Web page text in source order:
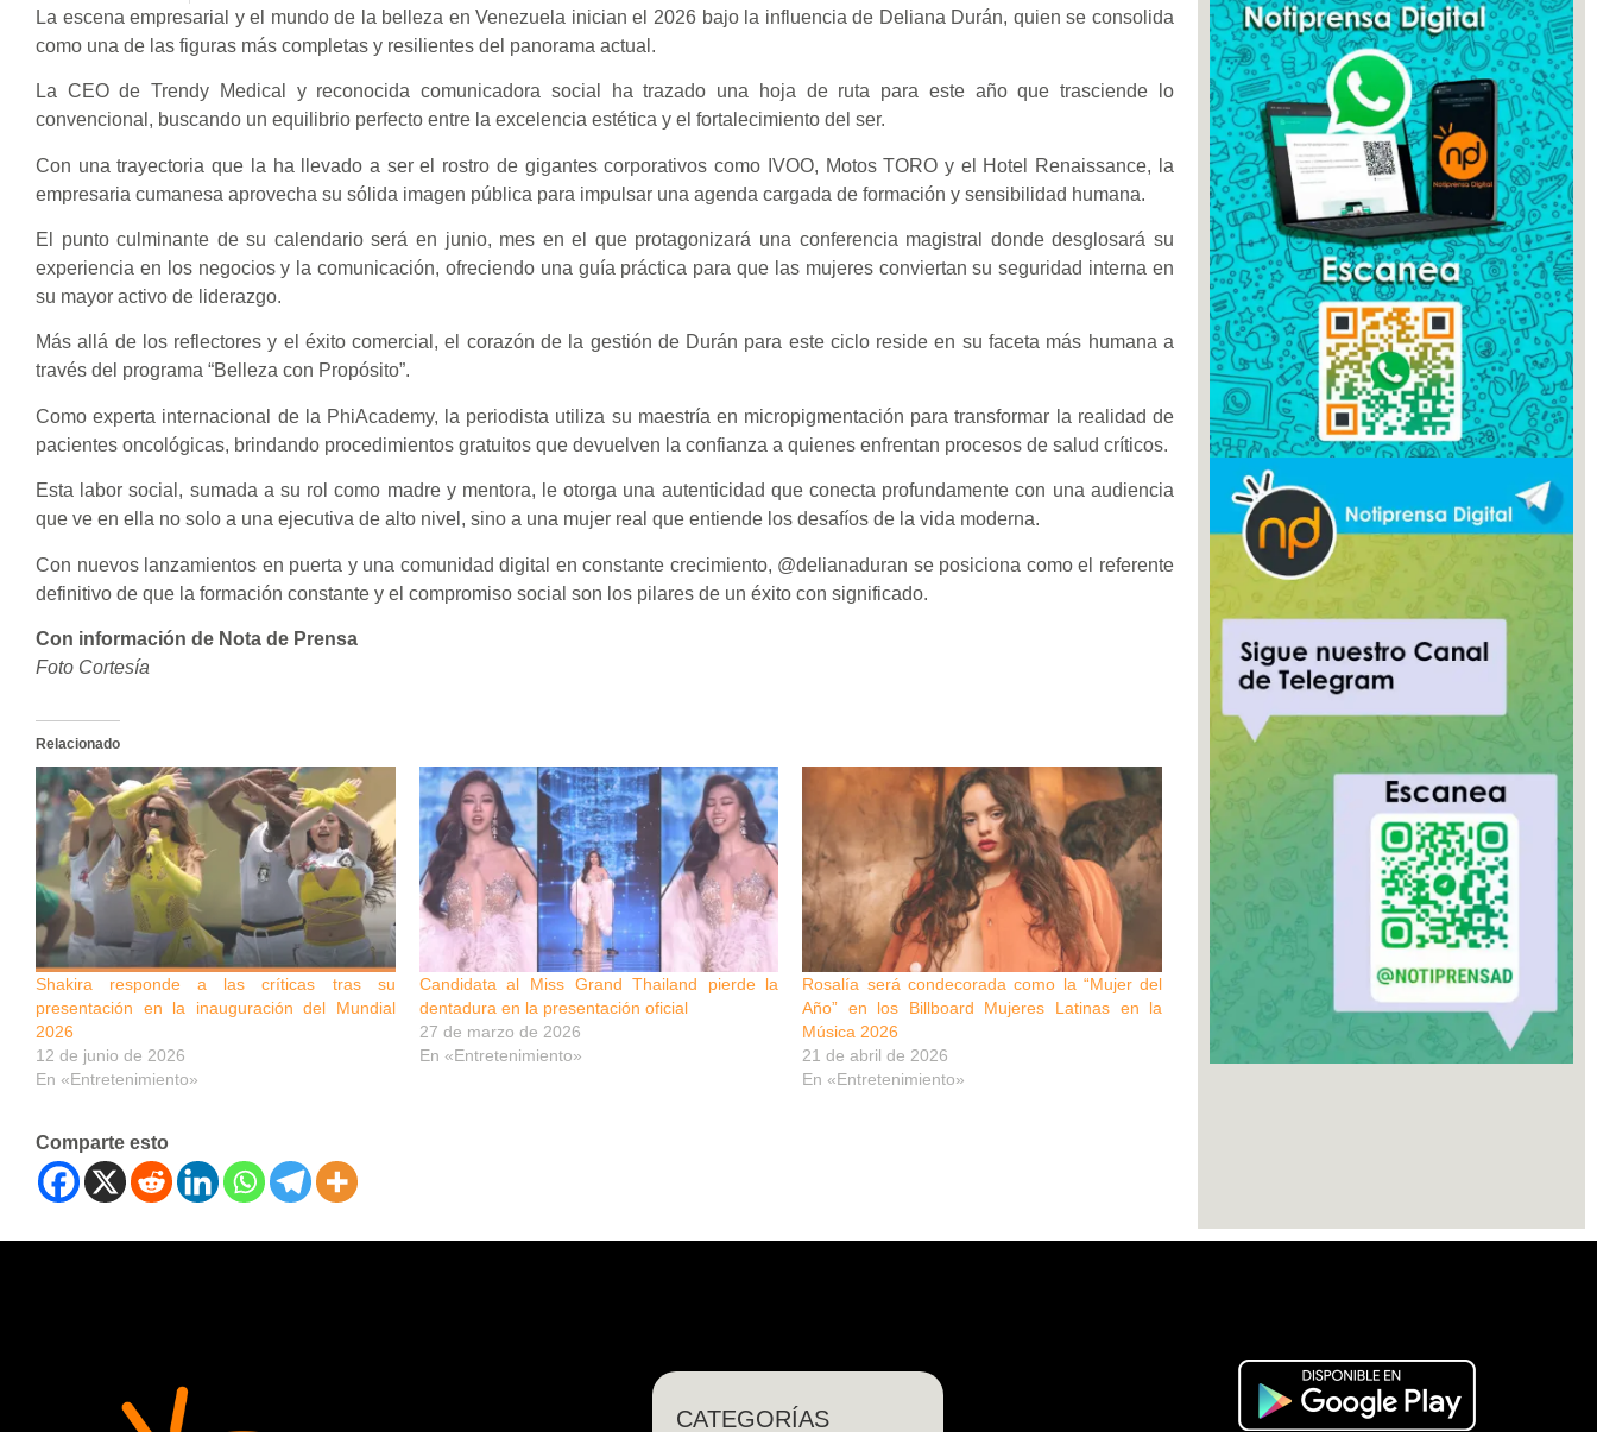
​La escena empresarial y el mundo de la belleza en Venezuela inician el 2026 bajo la influencia de Deliana Durán, quien se consolida
como una de las figuras más completas y resilientes del panorama actual.
La CEO de Trendy Medical y reconocida comunicadora social ha trazado una hoja de ruta para este año que trasciende lo
convencional, buscando un equilibrio perfecto entre la excelencia estética y el fortalecimiento del ser.
Con una trayectoria que la ha llevado a ser el rostro de gigantes corporativos como IVOO, Motos TORO y el Hotel Renaissance, la
empresaria cumanesa aprovecha su sólida imagen pública para impulsar una agenda cargada de formación y sensibilidad humana.
El punto culminante de su calendario será en junio, mes en el que protagonizará una conferencia magistral donde desglosará su
experiencia en los negocios y la comunicación, ofreciendo una guía práctica para que las mujeres conviertan su seguridad interna en
su mayor activo de liderazgo.
​Más allá de los reflectores y el éxito comercial, el corazón de la gestión de Durán para este ciclo reside en su faceta más humana a
través del programa “Belleza con Propósito”.
Como experta internacional de la PhiAcademy, la periodista utiliza su maestría en micropigmentación para transformar la realidad de
pacientes oncológicas, brindando procedimientos gratuitos que devuelven la confianza a quienes enfrentan procesos de salud críticos.
Esta labor social, sumada a su rol como madre y mentora, le otorga una autenticidad que conecta profundamente con una audiencia
que ve en ella no solo a una ejecutiva de alto nivel, sino a una mujer real que entiende los desafíos de la vida moderna.
Con nuevos lanzamientos en puerta y una comunidad digital en constante crecimiento, @delianaduran se posiciona como el referente
definitivo de que la formación constante y el compromiso social son los pilares de un éxito con significado.
Con información de Nota de Prensa
Foto Cortesía
Relacionado
Shakira responde a las críticas tras su
presentación en la inauguración del Mundial
2026
12 de junio de 2026
En «Entretenimiento»
Candidata al Miss Grand Thailand pierde la
dentadura en la presentación oficial
27 de marzo de 2026
En «Entretenimiento»
Rosalía será condecorada como la “Mujer del
Año” en los Billboard Mujeres Latinas en la
Música 2026
21 de abril de 2026
En «Entretenimiento»
Comparte esto
CATEGORÍAS